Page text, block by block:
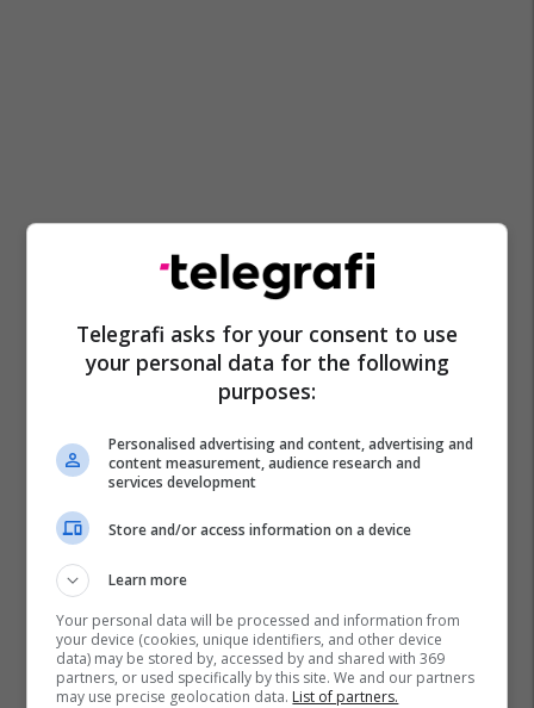
Telegrafi asks for your consent to use
your personal data for the following
purposes:
Personalised advertising and content, advertising and
content measurement, audience research and
services development
Store and/or access information on a device
Learn more
Your personal data will be processed and information from
your device (cookies, unique identifiers, and other device
data) may be stored by, accessed by and shared with 369
partners, or used specifically by this site. We and our partners
may use precise geolocation data. List of partners.